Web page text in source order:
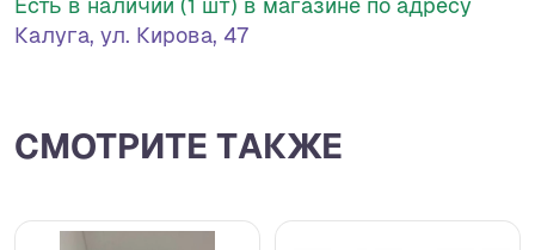
Есть в наличии (1 шт) в магазине по адресу
Калуга, ул. Кирова, 47
СМОТРИТЕ ТАКЖЕ